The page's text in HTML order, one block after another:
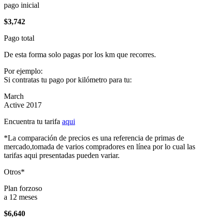
pago inicial
$3,742
Pago total
De esta forma solo pagas por los km que recorres.
Por ejemplo:
Si contratas tu pago por kilómetro para tu:
March
Active 2017
Encuentra tu tarifa aqui
*La comparación de precios es una referencia de primas de
mercado,tomada de varios compradores en línea por lo cual las
tarifas aqui presentadas pueden variar.
Otros*
Plan forzoso
a 12 meses
$6,640